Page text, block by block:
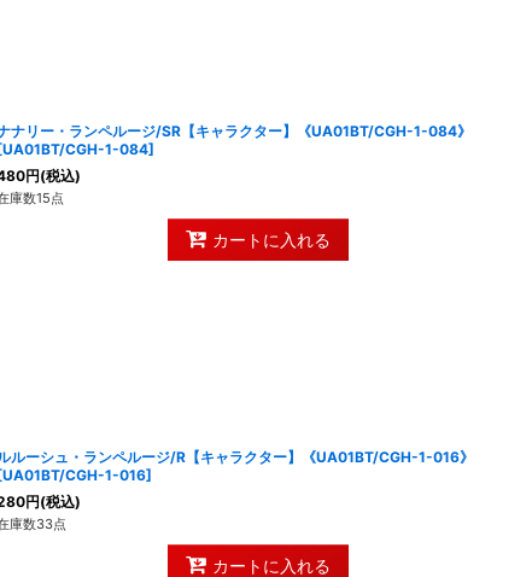
ナリー・ランペルージ/SR【キャラクター】《UA01BT/CGH-1-084》
UA01BT/CGH-1-084]
円(税込)
庫数15点
カートに入れる
ルーシュ・ランペルージ/R【キャラクター】《UA01BT/CGH-1-016》
UA01BT/CGH-1-016]
円(税込)
庫数33点
カートに入れる